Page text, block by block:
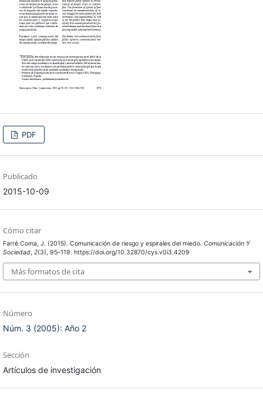
PDF
Publicado
2015-10-09
Cómo citar
Farré Coma, J. (2015). Comunicación de riesgo y espirales del miedo. Comunicación Y
Sociedad, 2(3), 95–119. https://doi.org/10.32870/cys.v0i3.4209
Más formatos de cita
Número
Núm. 3 (2005): Año 2
Sección
Artículos de investigación